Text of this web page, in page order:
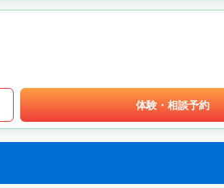
体験・相談予約